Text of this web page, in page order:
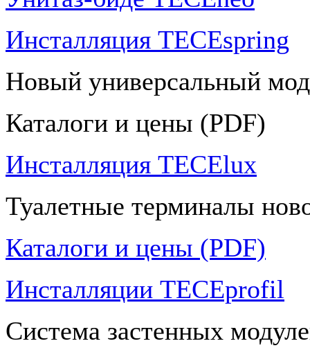
Инсталляция TECEspring
Новый универсальный
Каталоги и цены (PDF)
Инсталляция TECElux
Туалетные терминалы
Каталоги и цены (PDF)
Инсталляции TECEprofil
Система застенных